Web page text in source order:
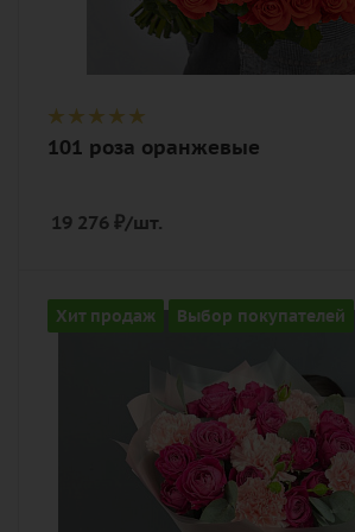
101 роза оранжевые
19 276 ₽/шт.
Хит продаж Выбор покупателей
Цвет
разноцветный, розовый
гвоздика (диантус), роза
пионовидная, эвкалипт, лента,
дизайнерская упаковка